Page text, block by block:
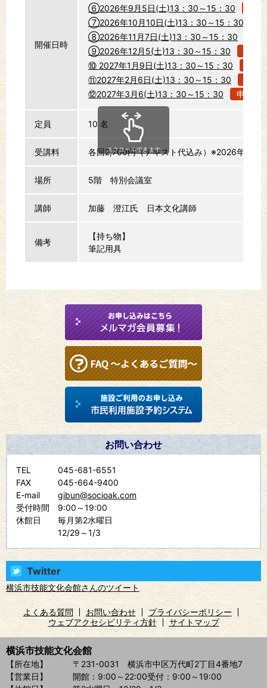
開催日時
⑥2026年9月5日(土)13：30～15：30
⑦2026年10月10日(土)13：30～15：30
⑧2026年11月7日(土)13：30～15：30
⑨2026年12月5(土)13：30～15：30
⑩ 2027年1月9日(土)13：30～15：30
申込
⑪2027年2月6日(土)13：30～15：30
⑫2027年3月6(土)13：30～15：30
申込む
定員 10 名
受講料 各回2,700円（テキスト代込み）※2026年4月
場所 5階 特別会議室
講師 加藤 澄江氏 日本文化講師
備考
【持ち物】
筆記用具
スクロールできます
お問い合わせ
TEL
045-681-6551
FAX
045-664-9400
E-mail
gibun@socioak.com
受付時間
9:00～19:00
休館日
毎月第2水曜日
12/29～1/3
Twitter
横浜市技能文化会館さんのツイート
よくある質問 お問い合わせ
プライバシーポリシー
ウェブアクセシビリティ方針
サイトマップ
横浜市技能文化会館
【所在地】
〒231-0031 横浜市中区万代町2丁目4番地7
【営業日】
開館：9:00～22:00受付：9:00～19:00